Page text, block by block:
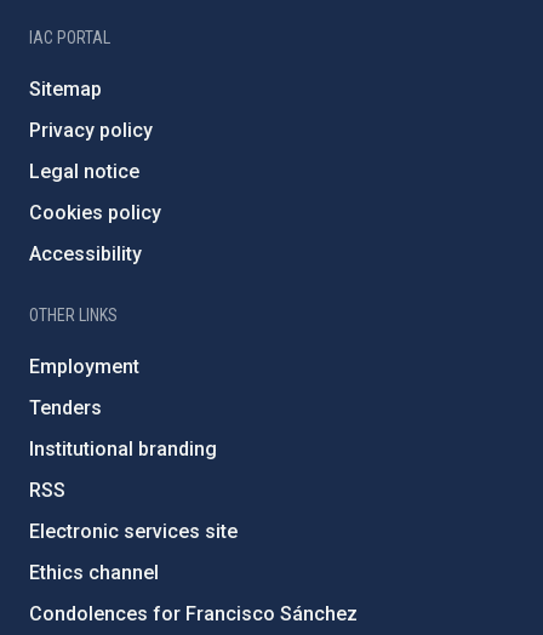
IAC PORTAL
Sitemap
Privacy policy
Legal notice
Cookies policy
Accessibility
OTHER LINKS
Employment
Tenders
Institutional branding
RSS
Electronic services site
Ethics channel
Condolences for Francisco Sánchez